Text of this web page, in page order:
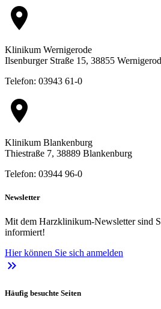
location_on
Klinikum Wernigerode
Ilsenburger Straße 15, 38855
Telefon: 03943 61-0
location_on
Klinikum Blankenburg
Thiestraße 7, 38889 Blankenburg
Telefon: 03944 96-0
Newsletter
Mit dem Harzklinikum-Newsletter sind
informiert!
Hier können Sie sich anmelden
keyboard_double_arrow_right
Häufig besuchte Seiten